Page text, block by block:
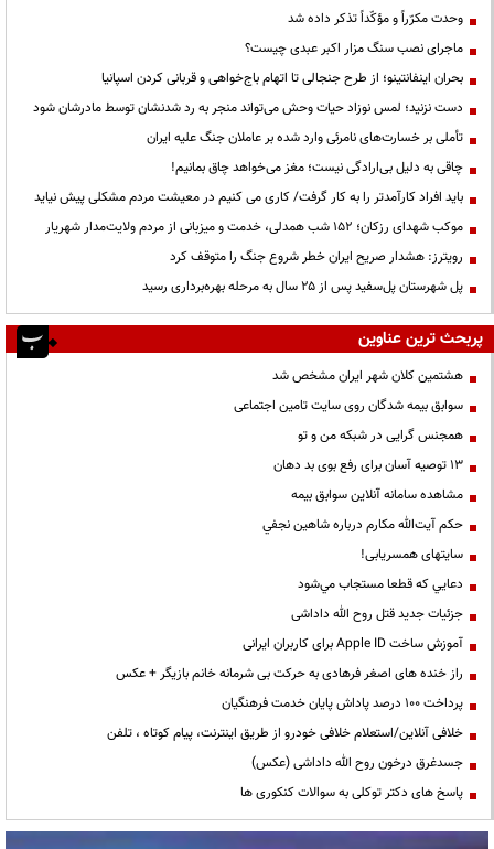
وحدت مکرّراً و مؤکّداً تذکر داده شد
ماجرای نصب سنگ مزار اکبر عبدی چیست؟
بحران اینفانتینو؛ از طرح جنجالی تا اتهام باج‌خواهی و قربانی کردن اسپانیا
دست نزنید؛ لمس نوزاد حیات وحش می‌تواند منجر به رد شدنشان توسط مادرشان شود
تأملی بر خسارت‌های نامرئی وارد شده بر عاملان جنگ علیه ایران
چاقی به دلیل بی‌ارادگی نیست؛ مغز می‌خواهد چاق بمانیم!
باید افراد کارآمدتر را به کار گرفت/ کاری می کنیم در معیشت مردم مشکلی پیش نیاید
موکب شهدای رزکان؛ ۱۵۲ شب همدلی، خدمت و میزبانی از مردم ولایت‌مدار شهریار
رویترز: هشدار صریح ایران خطر شروع جنگ را متوقف کرد
پل شهرستان پل‌سفید پس از ۲۵ سال به مرحله بهره‌برداری رسید
پربحث ترین عناوین
هشتمین کلان شهر ایران مشخص شد
سوابق بیمه شدگان روی سایت تامین اجتماعی
همجنس گرایی در شبکه من و تو
13 توصیه آسان برای رفع بوی بد دهان
مشاهده سامانه آنلاين سوابق بیمه
حكم آيت‌الله مكارم درباره شاهين نجفي
سایتهای همسریابی!
دعايي كه قطعا مستجاب مي‌شود
جزئیات جدید قتل روح الله داداشی
آموزش ساخت Apple ID برای کاربران ایرانی
راز خنده های اصغر فرهادی به حرکت بی شرمانه خانم بازیگر + عکس
پرداخت ۱۰۰ درصد پاداش پایان خدمت فرهنگیان
خلافی آنلاین/استعلام خلافی خودرو از طریق اینترنت، پیام کوتاه ، تلفن
جسدغرق درخون روح الله داداشی (عکس)
پاسخ های دکتر توکلی به سوالات کنکوری ها